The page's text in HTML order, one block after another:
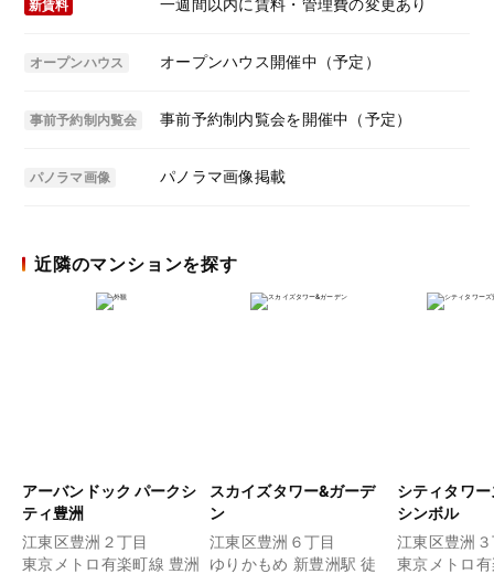
新賃料 一週間以内に賃料・管理費の変更あり
オープンハウス オープンハウス開催中（予定）
事前予約制内覧会 事前予約制内覧会を開催中（予定）
パノラマ画像 パノラマ画像掲載
近隣のマンションを探す
アーバンドック パークシ
ティ豊洲
江東区豊洲２丁目
東京メトロ有楽町線 豊洲
スカイズタワー&ガーデ
ン
江東区豊洲６丁目
ゆりかもめ 新豊洲駅 徒
シティタワ
シンボル
江東区豊洲
東京メトロ